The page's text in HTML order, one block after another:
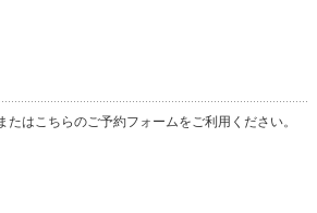
たはこちらのご予約フォームをご利用ください。